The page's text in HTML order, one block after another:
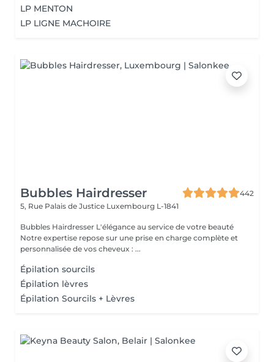
LP MENTON
LP LIGNE MACHOIRE
Bubbles Hairdresser
442
5, Rue Palais de Justice Luxembourg L-1841
Bubbles Hairdresser L'élégance au service de votre beauté
Notre expertise repose sur une prise en charge complète et
personnalisée de vos cheveux : ...
Épilation sourcils
Épilation lèvres
Épilation Sourcils + Lèvres